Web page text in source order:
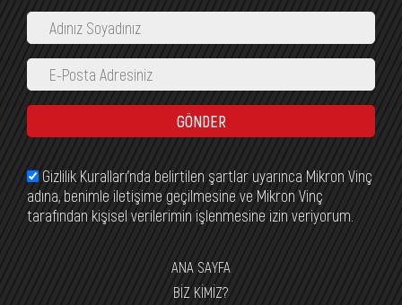
GÖNDER
Gizlilik Kuralları’nda belirtilen şartlar uyarınca Mikron Vinç
adına, benimle iletişime geçilmesine ve Mikron Vinç
tarafından kişisel verilerimin işlenmesine izin veriyorum.
ANA SAYFA
BİZ KİMİZ?